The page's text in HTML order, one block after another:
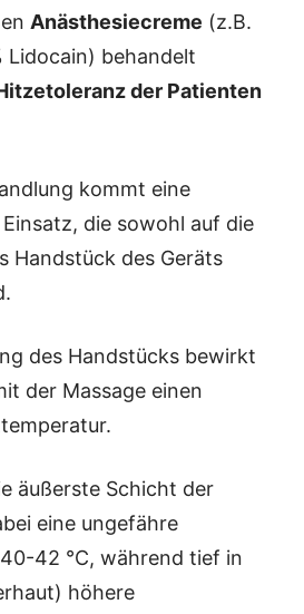
Anästhesiecreme (z.B.
Lidocain) behandelt
der Patienten
kommt eine
die sowohl auf die
Handstück des Geräts
des Handstücks bewirkt
der Massage einen
äußerste Schicht der
eine ungefähre
42 °C, während tief in
höhere